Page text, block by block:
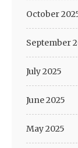
October
September
July 2025
June 2025
May 2025